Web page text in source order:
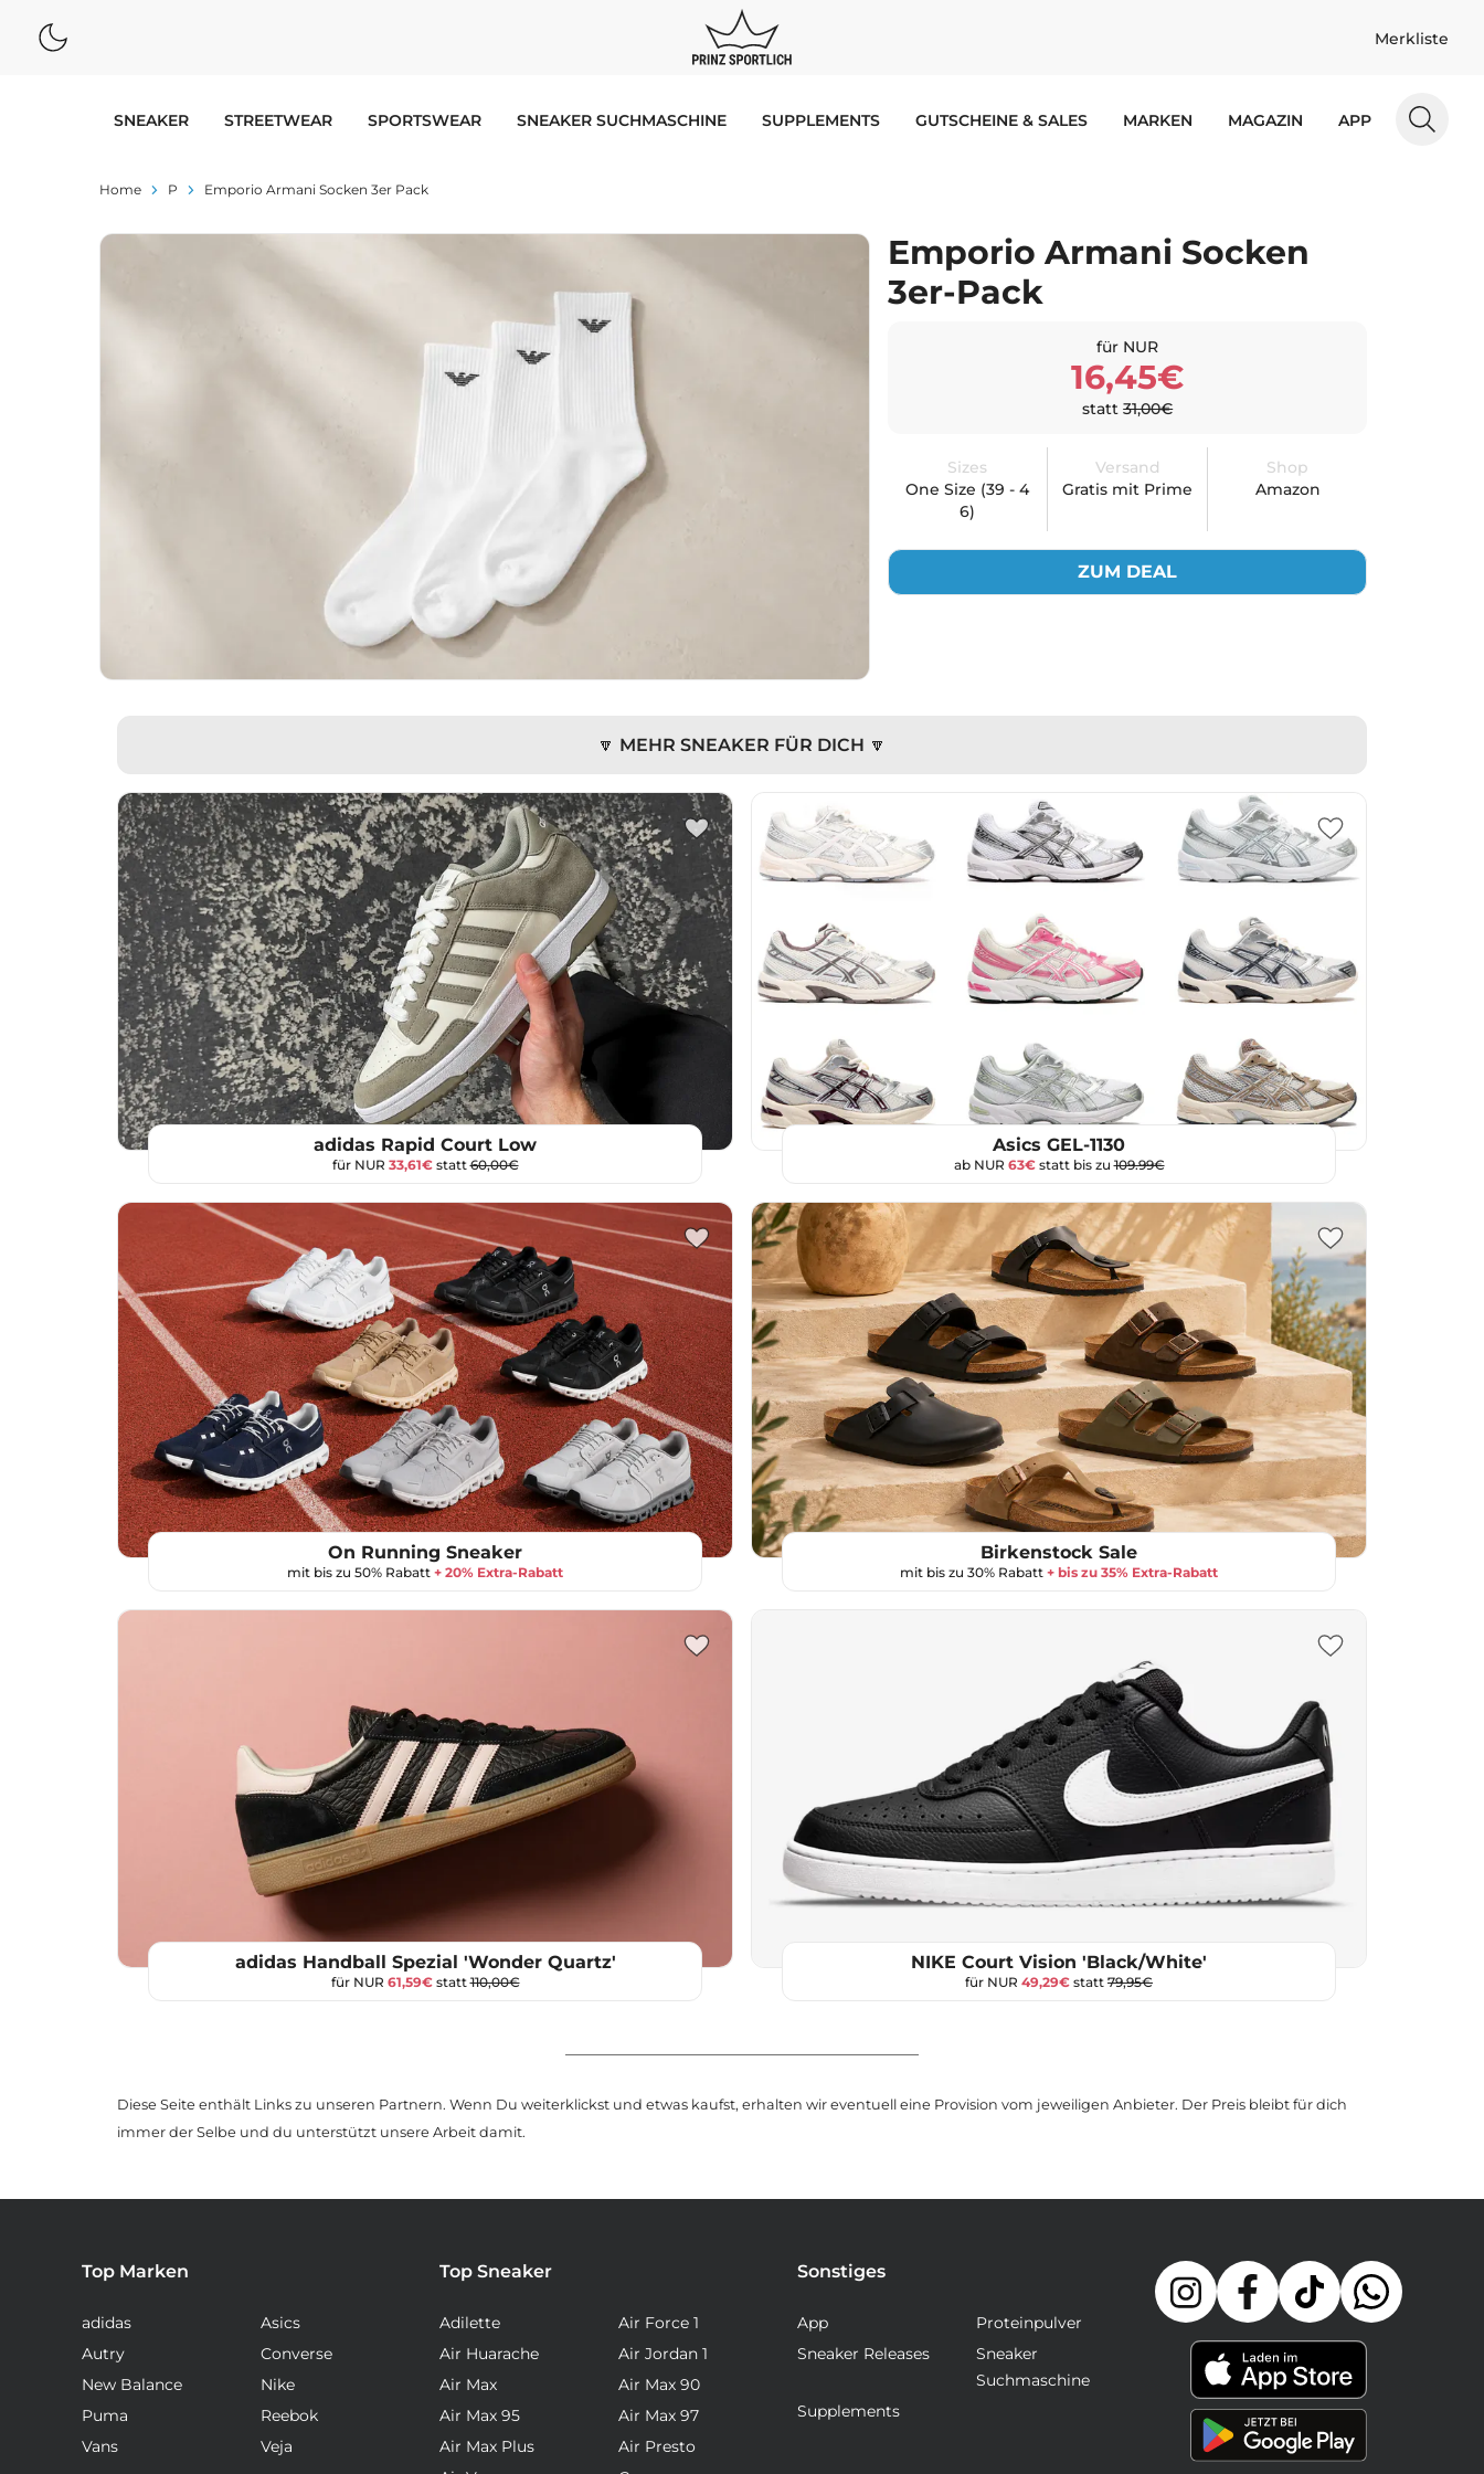
Merkliste
SNEAKER STREETWEAR SPORTSWEAR SNEAKER SUCHMASCHINE SUPPLEMENTS GUTSCHEINE & SALES MARKEN MAGAZIN APP
Home P Emporio Armani Socken 3er Pack
Emporio Armani Socken
3er-Pack
für NUR
16,45€
statt31,00€
Sizes
One Size (39 - 4
6)
Versand
Gratis mit Prime
Shop
Amazon
ZUM DEAL
🔽 MEHR SNEAKER FÜR DICH 🔽
adidas Rapid Court Low
für NUR 33,61€statt60,00€
Asics GEL-1130
ab NUR 63€statt bis zu109.99€
On Running Sneaker
mit bis zu 50% Rabatt + 20% Extra-Rabatt
Birkenstock Sale
mit bis zu 30% Rabatt + bis zu 35% Extra-Rabatt
adidas Handball Spezial 'Wonder Quartz'
für NUR 61,59€statt110,00€
NIKE Court Vision 'Black/White'
für NUR 49,29€ statt 79,95€
Diese Seite enthält Links zu unseren Partnern. Wenn Du weiterklickst und etwas kaufst, erhalten wir eventuell eine Provision vom jeweiligen Anbieter. Der Preis bleibt für dich
immer der Selbe und du unterstützt unsere Arbeit damit.
Top Marken
adidas
Asics
Autry
Converse
New Balance
Nike
Puma
Reebok
Vans
Veja
Top Sneaker
Adilette
Air Force 1
Air Huarache
Air Jordan 1
Air Max
Air Max 90
Air Max 95
Air Max 97
Air Max Plus
Air Presto
Sonstiges
App
Proteinpulver
Sneaker Releases
Sneaker
Suchmaschine
Supplements